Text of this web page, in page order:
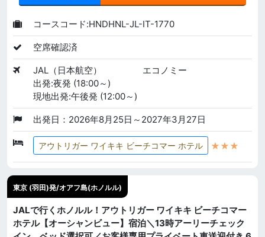
コースコード:HNDHNL-JL-IT-1770
空席確認済
JAL（日本航空）
エコノミー
出発:夜発 (18:00～)
現地出発:午後発 (12:00～)
出発日：2026年8月25日～2027年3月27日
アウトリガー ワイキキ ビーチコマー ホテル ★★★
東京 (羽田)発/オアフ島(ホノルル)
JALで行くホノルル！アウトリガー ワイキキ ビーチコマー
ホテル【オーシャンビュー】宿泊＼13時アーリーチェック